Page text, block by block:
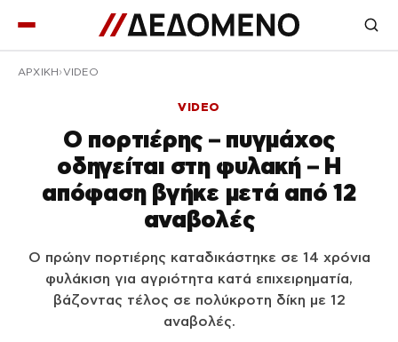
ΑΡΧΙΚΉ VIDEO
VIDEO
Ο πορτιέρης – πυγμάχος
οδηγείται στη φυλακή – Η
απόφαση βγήκε μετά από 12
αναβολές
Ο πρώην πορτιέρης καταδικάστηκε σε 14 χρόνια
φυλάκιση για αγριότητα κατά επιχειρηματία,
βάζοντας τέλος σε πολύκροτη δίκη με 12
αναβολές.